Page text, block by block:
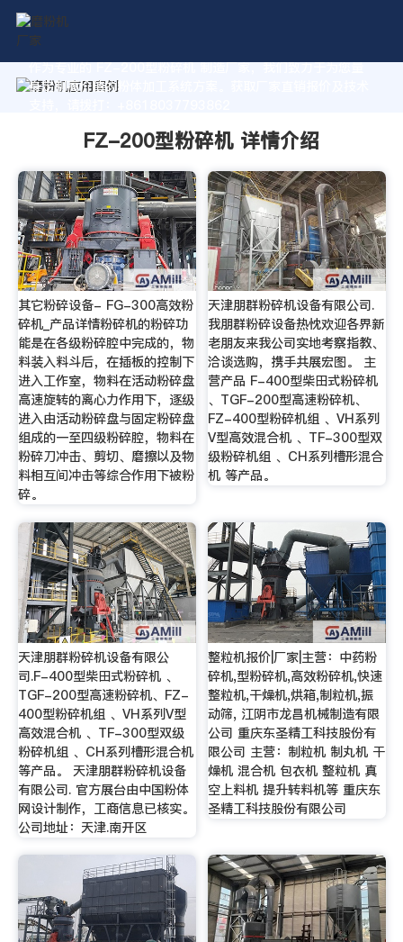
作为专业的 FZ-200型粉碎机 制造厂家，我们致力于为您量
身定制高价值的粉体加工系统方案。获取厂家直销报价及技术
FZ-200型粉碎机 详情介绍
其它粉碎设备- FG-300高效粉
碎机_产品详情粉碎机的粉碎功
能是在各级粉碎腔中完成的，物
料装入料斗后，在插板的控制下
进入工作室，物料在活动粉碎盘
高速旋转的离心力作用下，逐级
进入由活动粉碎盘与固定粉碎盘
组成的一至四级粉碎腔，物料在
粉碎刀冲击、剪切、磨擦以及物
料相互间冲击等综合作用下被粉
碎。
天津朋群粉碎机设备有限公司.
我朋群粉碎设备热忱欢迎各界新
老朋友来我公司实地考察指教、
洽谈选购，携手共展宏图。 主
营产品 F-400型柴田式粉碎机
、TGF-200型高速粉碎机、
FZ-400型粉碎机组 、VH系列
V型高效混合机 、TF-300型双
级粉碎机组 、CH系列槽形混合
机 等产品。
天津朋群粉碎机设备有限公
司.F-400型柴田式粉碎机 、
TGF-200型高速粉碎机、FZ-
400型粉碎机组 、VH系列V型
高效混合机 、TF-300型双级
粉碎机组 、CH系列槽形混合机
等产品。 天津朋群粉碎机设备
有限公司. 官方展台由中国粉体
网设计制作，工商信息已核实。
公司地址：天津.南开区
整粒机报价|厂家|主营：中药粉
碎机,型粉碎机,高效粉碎机,快速
整粒机,干燥机,烘箱,制粒机,振
动筛, 江阴市龙昌机械制造有限
公司 重庆东圣精工科技股份有
限公司 主营：制粒机 制丸机 干
燥机 混合机 包衣机 整粒机 真
空上料机 提升转料机等 重庆东
圣精工科技股份有限公司